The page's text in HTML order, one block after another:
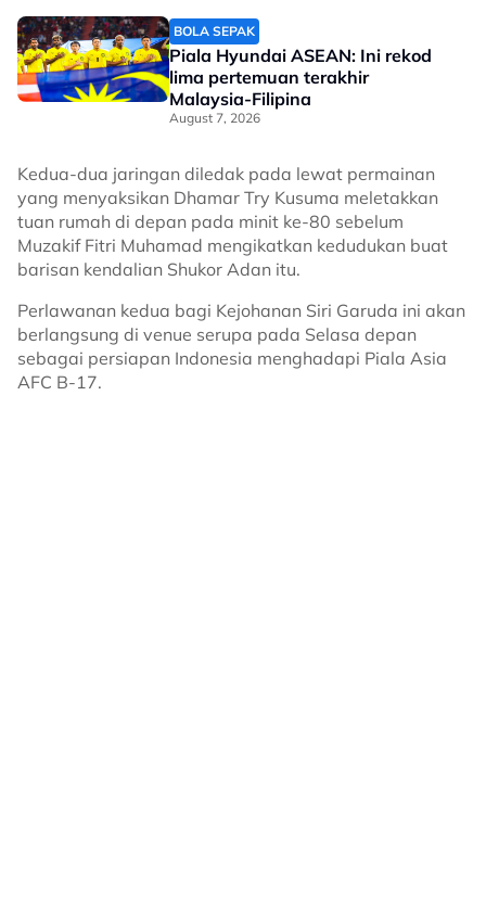
BOLA SEPAK
Piala Hyundai ASEAN: Ini rekod
lima pertemuan terakhir
Malaysia-Filipina
August 7, 2026
Kedua-dua jaringan diledak pada lewat permainan
yang menyaksikan Dhamar Try Kusuma meletakkan
tuan rumah di depan pada minit ke-80 sebelum
Muzakif Fitri Muhamad mengikatkan kedudukan buat
barisan kendalian Shukor Adan itu.
Perlawanan kedua bagi Kejohanan Siri Garuda ini akan
berlangsung di venue serupa pada Selasa depan
sebagai persiapan Indonesia menghadapi Piala Asia
AFC B-17.